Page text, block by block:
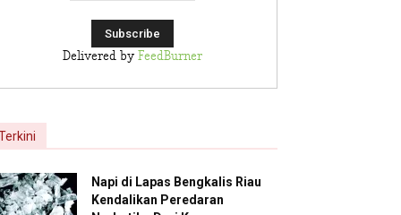
Delivered by FeedBurner
Napi di Lapas Bengkalis Riau
Kendalikan Peredaran